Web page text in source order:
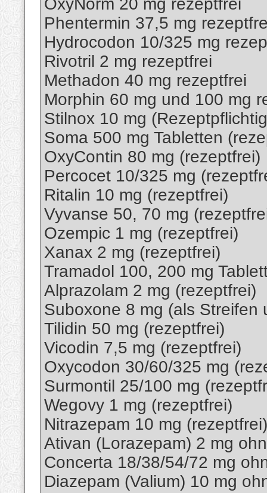
OxyNorm 20 mg rezeptfrei
Phentermin 37,5 mg
Hydrocodon 10/325 mg
Rivotril 2 mg rezeptfrei
Methadon 40 mg rezeptfrei
Morphin 60 mg und 100 mg
Stilnox 10 mg
Soma 500 mg Tabletten
OxyContin 80 mg (rezeptfrei)
Percocet 10/325 mg
Ritalin 10 mg (rezeptfrei)
Vyvanse 50, 70 mg
Ozempic 1 mg (rezeptfrei)
Xanax 2 mg (rezeptfrei)
Tramadol 100, 200 mg
Alprazolam 2 mg (rezeptfrei)
Suboxone 8 mg (als Streifen
Tilidin 50 mg (rezeptfrei)
Vicodin 7,5 mg (rezeptfrei)
Oxycodon 30/60/325 mg
Surmontil 25/100 mg
Wegovy 1 mg (rezeptfrei)
Nitrazepam 10 mg (rezeptfrei)
Ativan (Lorazepam) 2 mg
Concerta 18/38/54/72 mg
Diazepam (Valium) 10 mg